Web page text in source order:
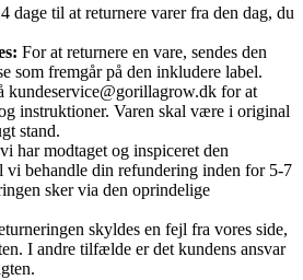
dage til at returnere varer fra den dag, du
For at returnere en vare, sendes den
som fremgår på den inkludere label.
kundeservice@gorillagrow.dk for at
instruktioner. Varen skal være i original
stand.
har modtaget og inspiceret den
vi behandle din refundering inden for 5-7
sker via den oprindelige
skyldes en fejl fra vores side,
I andre tilfælde er det kundens ansvar